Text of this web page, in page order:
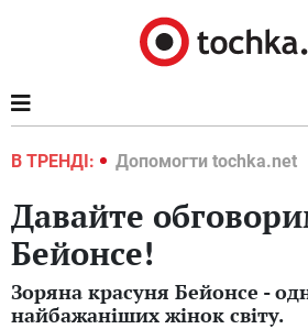
В ТРЕНДІ:
2022 Допомогти tochka.net
Давайте
Бейонсе!
Зоряна красуня Бейонсе -
найбажаніших жінок світу.